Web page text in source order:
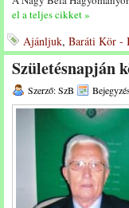
el a teljes cikket »
Ajánljuk, Baráti Kör -
Születésnapján
Szerző: SzB